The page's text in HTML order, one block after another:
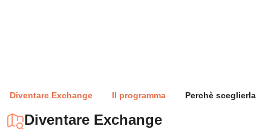
Diventare Exchange Il programma Perchè sceglierla
Diventare Exchange